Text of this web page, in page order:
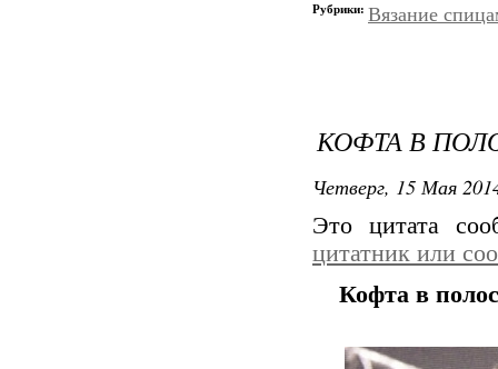
Рубрики: Вязание
КОФТА В
Четверг, 15 Мая
Это цитата
цитатник или
Кофта в